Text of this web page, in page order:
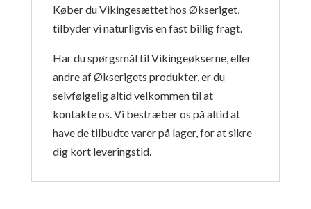
Køber du Vikingesættet hos Økseriget,
tilbyder vi naturligvis en fast billig fragt.
Har du spørgsmål til Vikingeøkserne, eller
andre af Økserigets produkter, er du
selvfølgelig altid velkommen til at
kontakte os. Vi bestræber os på altid at
have de tilbudte varer på lager, for at sikre
dig kort leveringstid.